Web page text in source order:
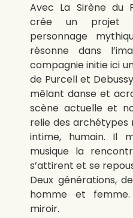
Avec La Sirène du
crée un projet
personnage
résonne dans
compagnie initie ici
de Purcell et
mêlant danse et
scène actuelle et
relie des archétypes
intime, humain. Il
musique la
s’attirent et se
Deux générations,
homme et
miroir.